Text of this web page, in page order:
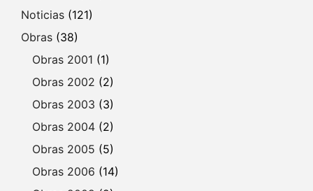
Noticias (121)
Obras (38)
Obras 2001 (1)
Obras 2002 (2)
Obras 2003 (3)
Obras 2004 (2)
Obras 2005 (5)
Obras 2006 (14)